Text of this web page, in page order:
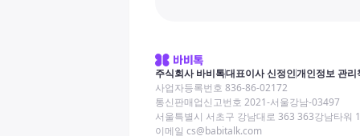
주식회사 바비톡대표이사 신정인개인정보 관리
사업자등록번호 836-86-02172
통신판매업신고번호 2021-서울강남-03497
서울특별시 서초구 강남대로 363 363강남타워
이메일 cs@babitalk.com